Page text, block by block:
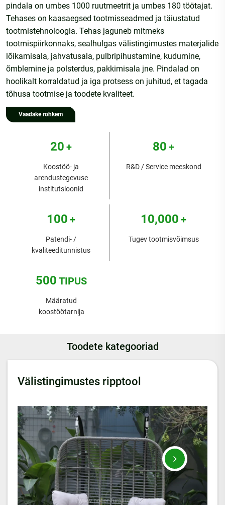
pindala on umbes 1000 ruutmeetrit ja umbes 180 töötajat.
Tehases on kaasaegsed tootmisseadmed ja täiustatud
tootmistehnoloogia. Tehas jaguneb mitmeks
tootmispiirkonnaks, sealhulgas välistingimustes materjalide
lõikamisala, jahvatusala, pulbripihustamine, kudumine,
õmblemine ja polsterdus, pakkimisala jne. Pindalad on
hoolikalt korraldatud ja iga protsess on juhitud, et tagada
tõhusa tootmise ja toodete kvaliteet.
Vaadake rohkem
20 +
Koostöö- ja
arendustegevuse
institutsioonid
80 +
R&D / Service meeskond
100 +
Patendi- /
kvaliteeditunnistus
10,000 +
Tugev tootmisvõimsus
500 TIPUS
Määratud
koostöötarnija
Toodete kategooriad
Välistingimustes ripptool